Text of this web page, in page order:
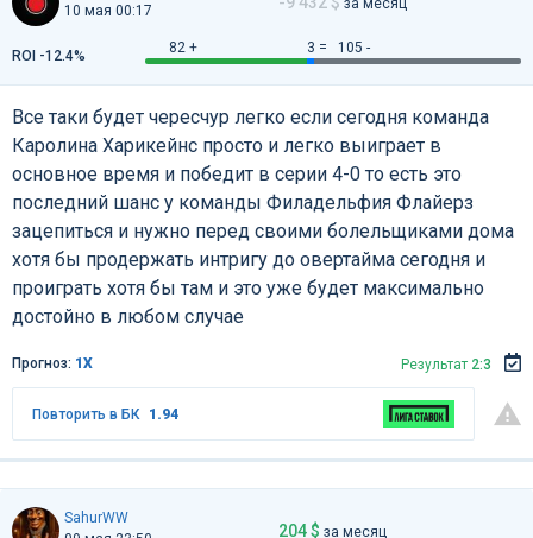
10 мая 00:17 за месяц
82 + 3 = 105 -
ROI -12.4%
Все таки будет чересчур легко если сегодня команда
Каролина Харикейнс просто и легко выиграет в
основное время и победит в серии 4-0 то есть это
последний шанс у команды Филадельфия Флайерз
зацепиться и нужно перед своими болельщиками дома
хотя бы продержать интригу до овертайма сегодня и
проиграть хотя бы там и это уже будет максимально
достойно в любом случае
Прогноз: 1Х Результат 2:3
Повторить в БК 1.94
SahurWW
204 $ за месяц